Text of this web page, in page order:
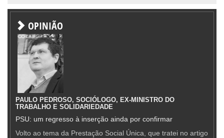
OPINIÃO
PAULO PEDROSO, SOCIÓLOGO, EX-MINISTRO DO
TRABALHO E SOLIDARIEDADE
PSU: um regresso à inserção ainda por confirmar
Volto ao tema da Prestação Social Única, que tratei no artigo